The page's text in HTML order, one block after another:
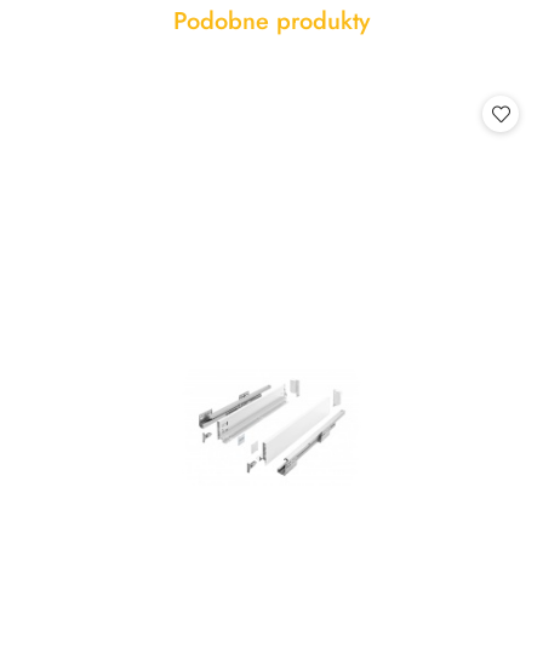
Pomiń karuzelę produktów
Produkty
Podobne produkty